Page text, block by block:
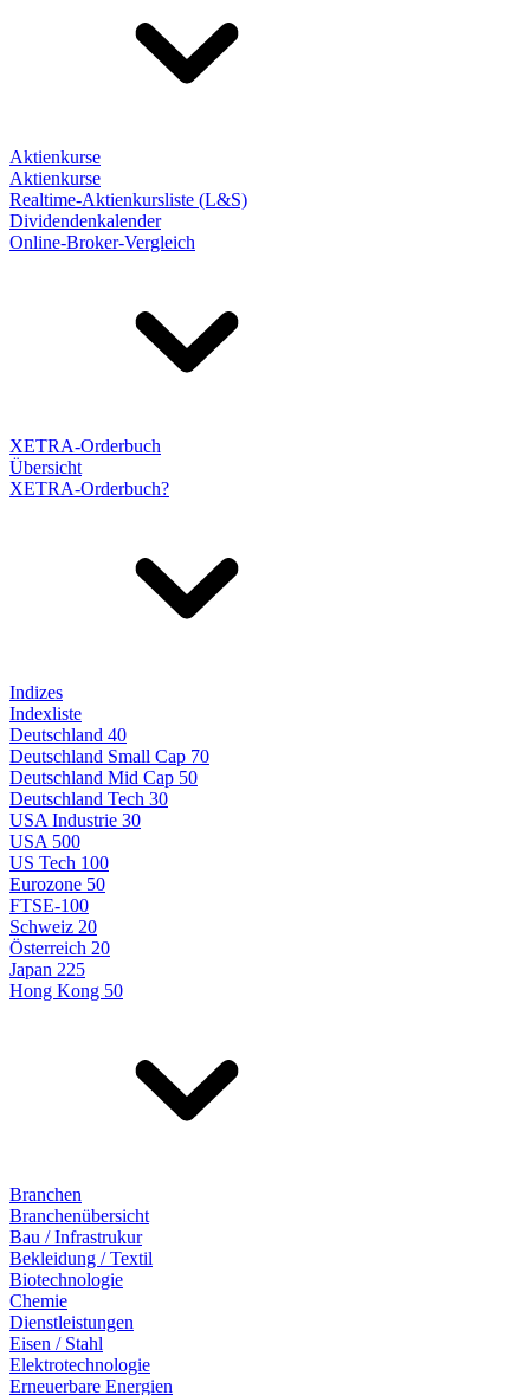
Aktienkurse
Aktienkurse
Realtime-Aktienkursliste (L&S)
Dividendenkalender
Online-Broker-Vergleich
XETRA-Orderbuch
Übersicht
XETRA-Orderbuch?
Indizes
Indexliste
Deutschland 40
Deutschland Small Cap 70
Deutschland Mid Cap 50
Deutschland Tech 30
USA Industrie 30
USA 500
US Tech 100
Eurozone 50
FTSE-100
Schweiz 20
Österreich 20
Japan 225
Hong Kong 50
Branchen
Branchenübersicht
Bau / Infrastrukur
Bekleidung / Textil
Biotechnologie
Chemie
Dienstleistungen
Eisen / Stahl
Elektrotechnologie
Erneuerbare Energien